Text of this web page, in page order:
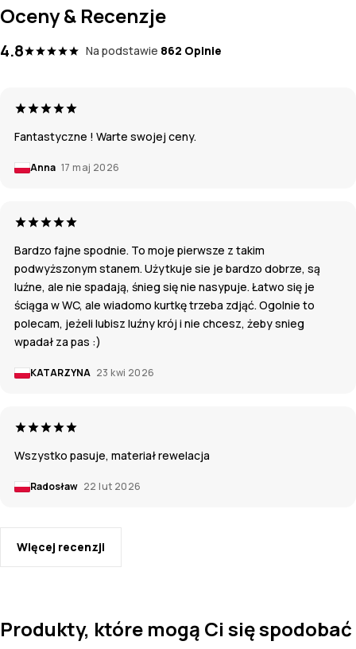
Oceny & Recenzje
4.8 Na podstawie 862 Opinie
Fantastyczne ! Warte swojej ceny.
Anna 17 maj 2026
Bardzo fajne spodnie. To moje pierwsze z takim
podwyższonym stanem. Użytkuje sie je bardzo dobrze, są
luźne, ale nie spadają, śnieg się nie nasypuje. Łatwo się je
ściąga w WC, ale wiadomo kurtkę trzeba zdjąć. Ogolnie to
polecam, jeżeli lubisz luźny krój i nie chcesz, żeby snieg
wpadał za pas :)
KATARZYNA 23 kwi 2026
Wszystko pasuje, materiał rewelacja
Radosław 22 lut 2026
Więcej recenzji
Produkty, które mogą Ci się spodobać